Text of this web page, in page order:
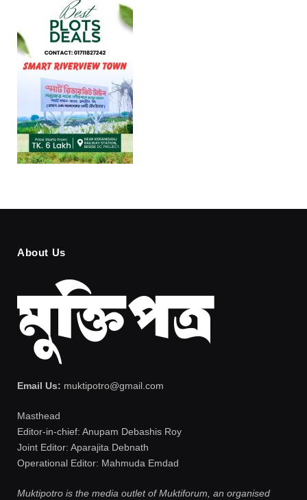
About Us
Email Us: muktipotro@gmail.com
Masthead
Editor-in-chief: Anupam Debashis Roy
Joint Editor: Aparajita Debnath
Operational Editor: Mahmuda Emdad
Muktipotro is the media outlet of Muktiforum, an organised